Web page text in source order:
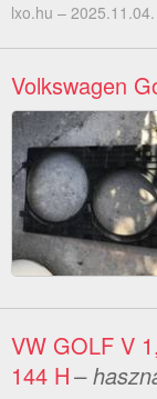
lxo.hu – 2025.11.04.
Volkswagen
VW GOLF V
144 H–